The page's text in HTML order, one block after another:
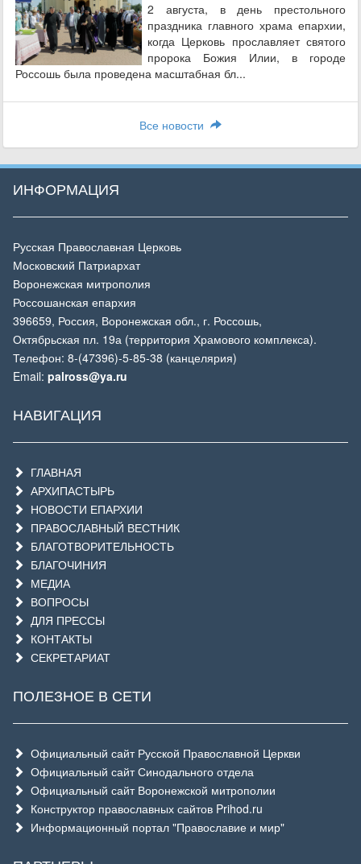
2 августа, в день престольного
праздника главного храма епархии,
когда Церковь прославляет святого
пророка Божия Илии, в городе
Россошь была проведена масштабная бл...
Все новости
ИНФОРМАЦИЯ
Русская Православная Церковь
Московский Патриархат
Воронежская митрополия
Россошанская епархия
396659, Россия, Воронежская обл., г. Россошь,
Октябрьская пл. 19а (территория Храмового комплекса).
Телефон: 8-(47396)-5-85-38 (канцелярия)
Email: palross@ya.ru
НАВИГАЦИЯ
ГЛАВНАЯ
АРХИПАСТЫРЬ
НОВОСТИ ЕПАРХИИ
ПРАВОСЛАВНЫЙ ВЕСТНИК
БЛАГОТВОРИТЕЛЬНОСТЬ
БЛАГОЧИНИЯ
МЕДИА
ВОПРОСЫ
ДЛЯ ПРЕССЫ
КОНТАКТЫ
СЕКРЕТАРИАТ
ПОЛЕЗНОЕ В СЕТИ
Официальный сайт Русской Православной Церкви
Официальный сайт Синодального отдела
Официальный сайт Воронежской митрополии
Конструктор православных сайтов Prihod.ru
Информационный портал "Православие и мир"